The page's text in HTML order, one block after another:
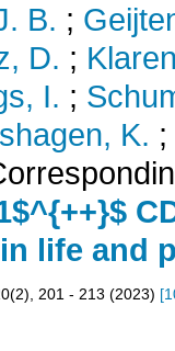
B. ;
D. ;
I. ;
K. ;
life and
(2), 201 - 213 (2023) [